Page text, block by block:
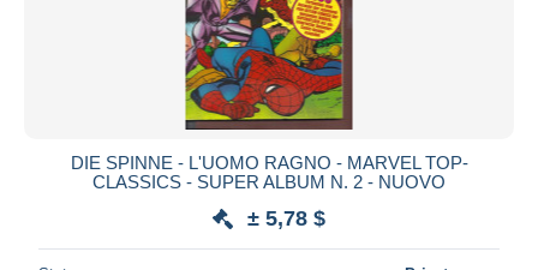
DIE SPINNE - L'UOMO RAGNO - MARVEL TOP-
CLASSICS - SUPER ALBUM N. 2 - NUOVO
± 5,78 $